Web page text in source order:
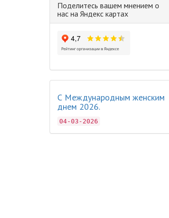
Поделитесь вашем мнением о
нас на Яндекс картах
С Международным женским
днем 2026.
04-03-2026